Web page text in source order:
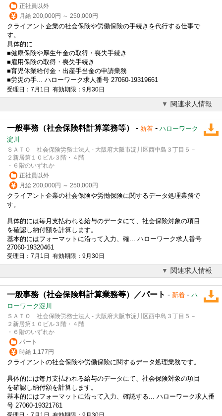
正社員以外
月給 200,000円 ～ 250,000円
クライアント企業の社会保険や労働保険の手続きを代行する仕事で
す。
具体的に…
■健康保険や厚生年金の取得・喪失手続き
■雇用保険の取得・喪失手続き
■育児休業給付金・出産手当金の申請業務
■労災の手... ハローワーク求人番号 27060-19319661
受理日：7月1日 有効期限：9月30日
関連求人情報
一般事務（社会保険料計算業務等） - 新着 - ハローワーク
淀川
ＳＡＴＯ 社会保険労務士法人 - 大阪府大阪市淀川区西中島３丁目５－
２新居第１０ビル３階・４階
・６階のいずれか
正社員以外
月給 200,000円 ～ 250,000円
クライアント企業の社会保険や労働保険に関するデータ処理業務で
す。
具体的には毎月支払われる給与のデータにて、社会保険対象の項目
を確認し納付額を計算します。
基本的にはフォーマットに沿って入力、確... ハローワーク求人番号
27060-19320461
受理日：7月1日 有効期限：9月30日
関連求人情報
一般事務（社会保険料計算業務等）／パート - 新着 - ハ
ローワーク淀川
ＳＡＴＯ 社会保険労務士法人 - 大阪府大阪市淀川区西中島３丁目５－
２新居第１０ビル３階・４階
・６階のいずれか
パート
時給 1,177円
クライアントの社会保険や労働保険に関するデータ処理業務です。
具体的には毎月支払われる給与のデータにて、社会保険対象の項目
を確認し納付額を計算します。
基本的にはフォーマットに沿って入力、確認する... ハローワーク求人番
号 27060-19321761